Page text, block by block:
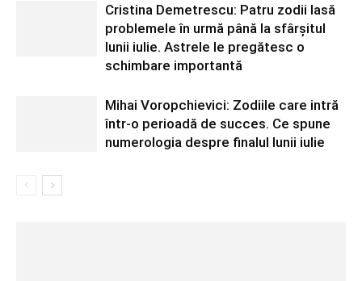
Cristina Demetrescu: Patru zodii lasă
problemele în urmă până la sfârșitul
lunii iulie. Astrele le pregătesc o
schimbare importantă
Mihai Voropchievici: Zodiile care intră
într-o perioadă de succes. Ce spune
numerologia despre finalul lunii iulie